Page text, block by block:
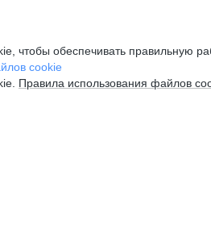
чтобы обеспечивать правильную
cookie
Правила использования файлов